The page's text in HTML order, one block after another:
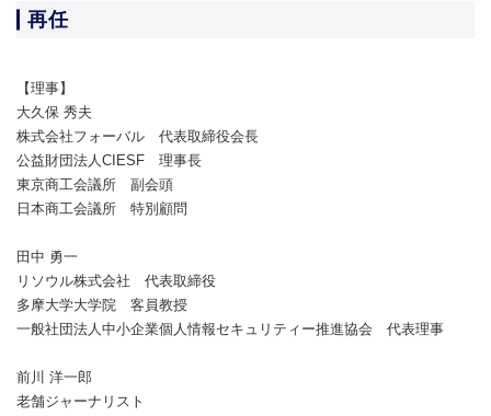
再任
【理事】
大久保 秀夫
株式会社フォーバル 代表取締役会長
公益財団法人CIESF 理事長
東京商工会議所 副会頭
日本商工会議所 特別顧問
田中 勇一
リソウル株式会社 代表取締役
多摩大学大学院 客員教授
一般社団法人中小企業個人情報セキュリティー推進協会 代表理事
前川 洋一郎
老舗ジャーナリスト